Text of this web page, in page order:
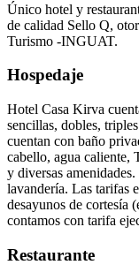
Único hotel y
de calidad Sello Q,
Turismo -INGUAT.
Hospedaje
Hotel Casa Kirva
sencillas, dobles,
cuentan con baño
cabello, agua caliente,
y diversas
lavandería. Las tarifas
desayunos de cortesía
contamos con tarifa
Restaurante